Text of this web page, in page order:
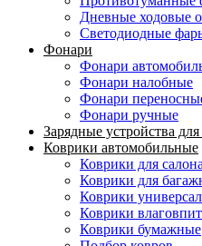
Дневные ходовые
Светодиодные
Фонари
Фонари
Фонари налобные
Фонари
Фонари ручные
Зарядные устройства
Коврики автомобильные
Коврики для
Коврики для
Коврики
Коврики
Коврики бумажные